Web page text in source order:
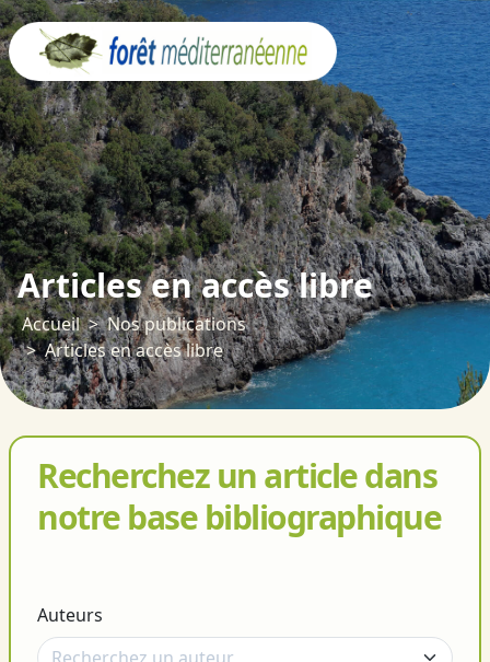
Articles en accès libre
Accueil
Nos publications
Articles en accès libre
Recherchez un article dans
notre base bibliographique
Auteurs
Panneau de gestion des cookies